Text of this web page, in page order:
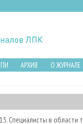
АРХИВ О ЖУРНАЛЕ
Специалисты в